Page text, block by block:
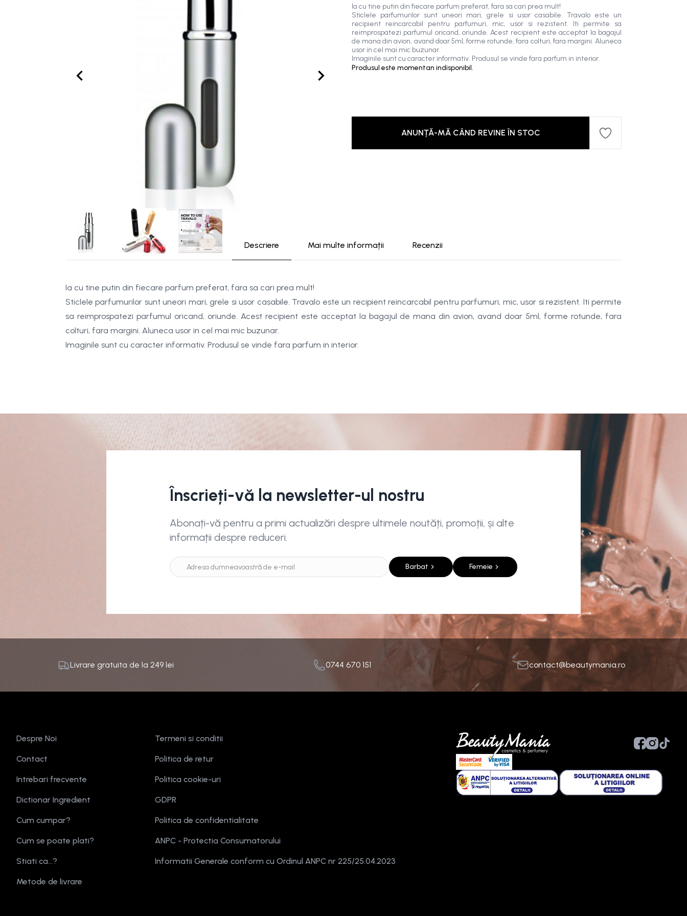
Ia cu tine putin din fiecare parfum preferat, fara sa cari prea mult!
Sticlele parfumurilor sunt uneori mari, grele si usor casabile. Travalo este un
recipient reincarcabil pentru parfumuri, mic, usor si rezistent. Iti permite sa
reimprospatezi parfumul oricand, oriunde. Acest recipient este acceptat la bagajul
de mana din avion, avand doar 5ml, forme rotunde, fara colturi, fara margini. Aluneca
usor in cel mai mic buzunar.
Imaginile sunt cu caracter informativ. Produsul se vinde fara parfum in interior.
Produsul este momentan indisponibil.
ANUNȚĂ-MĂ CÂND REVINE ÎN STOC
Descriere Mai multe informații Recenzii
Ia cu tine putin din fiecare parfum preferat, fara sa cari prea mult!
Sticlele parfumurilor sunt uneori mari, grele si usor casabile. Travalo este un recipient reincarcabil pentru parfumuri, mic, usor si rezistent. Iti permite
sa reimprospatezi parfumul oricand, oriunde. Acest recipient este acceptat la bagajul de mana din avion, avand doar 5ml, forme rotunde, fara
colturi, fara margini. Aluneca usor in cel mai mic buzunar.
Imaginile sunt cu caracter informativ. Produsul se vinde fara parfum in interior.
Înscrieți-vă la newsletter-ul nostru
Abonați-vă pentru a primi actualizări despre ultimele noutăți, promoții, și alte
informații despre reduceri.
Barbat Femeie
Livrare gratuita de la249 lei 0744 670 151 contact@beautymania.ro
Despre Noi
Contact
Intrebari frecvente
Dictionar Ingredient
Cum cumpar?
Cum se poate plati?
Stiati ca...?
Metode de livrare
Termeni si conditii
Politica de retur
Politica cookie-uri
GDPR
Politica de confidentialitate
ANPC - Protectia Consumatorului
Informatii Generale conform cu Ordinul ANPC nr 225/25.04.2023